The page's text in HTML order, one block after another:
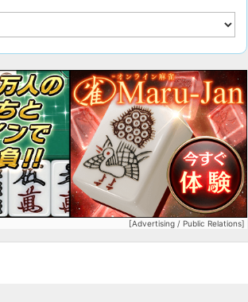
[Advertising / Public Relations]